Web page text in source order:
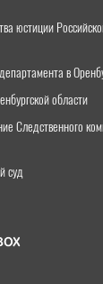
юстиции
в
области
Следственного
суд